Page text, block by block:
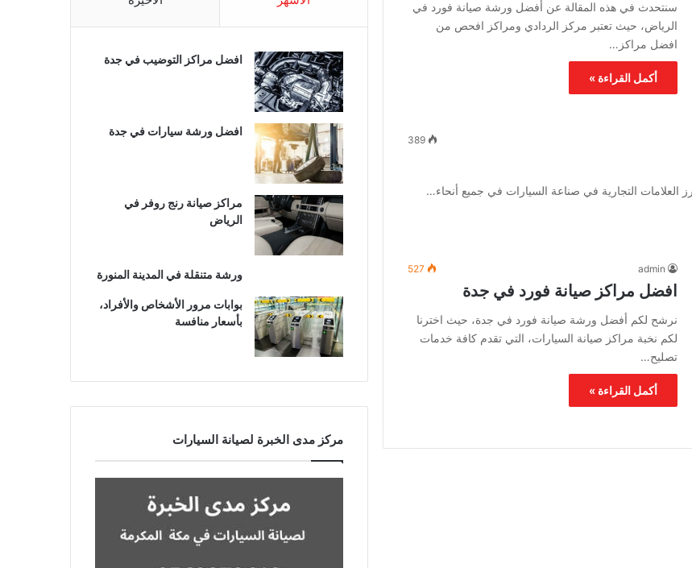
سنتحدث في هذه المقالة عن أفضل ورشة صيانة فورد في
الرياض، حيث تعتبر مركز الردادي ومراكز افحص من
افضل مراكز…
أكمل القراءة »
389
التجارية في صناعة السيارات في جميع أنحاء…
admin
527
افضل مراكز صيانة فورد في جدة
نرشح لكم أفضل ورشة صيانة فورد في جدة، حيث اخترنا
لكم نخبة مراكز صيانة السيارات، التي تقدم كافة خدمات
تصليح…
أكمل القراءة »
افضل مراكز التوضيب في جدة
افضل ورشة سيارات في جدة
مراكز صيانة رنج روفر في
الرياض
ورشة متنقلة في المدينة المنورة
بوابات مرور الأشخاص والأفراد،
بأسعار منافسة
مركز مدى الخبرة لصيانة السيارات